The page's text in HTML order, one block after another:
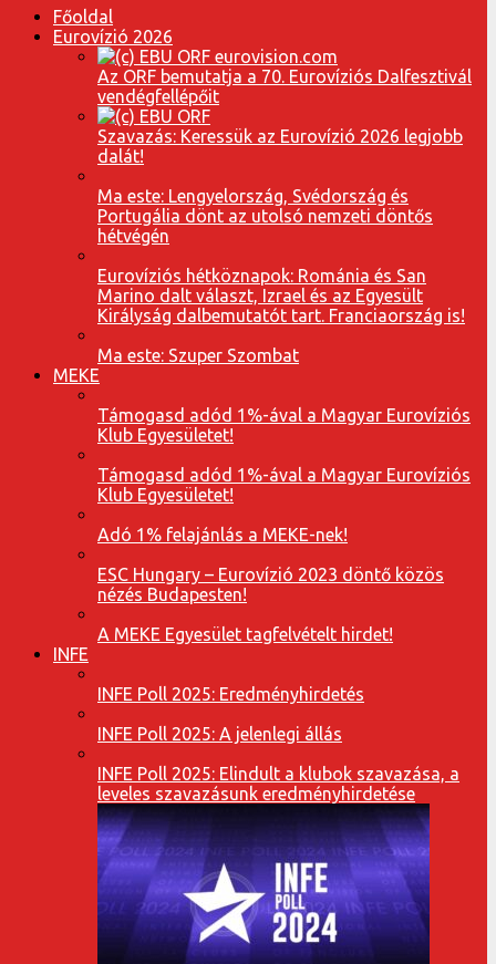
Főoldal
Eurovízió 2026
Az ORF bemutatja a 70. Eurovíziós Dalfesztivál
vendégfellépőit
Szavazás: Keressük az Eurovízió 2026 legjobb
dalát!
Ma este: Lengyelország, Svédország és
Portugália dönt az utolsó nemzeti döntős
hétvégén
Eurovíziós hétköznapok: Románia és San
Marino dalt választ, Izrael és az Egyesült
Királyság dalbemutatót tart. Franciaország is!
Ma este: Szuper Szombat
MEKE
Támogasd adód 1%-ával a Magyar Eurovíziós
Klub Egyesületet!
Támogasd adód 1%-ával a Magyar Eurovíziós
Klub Egyesületet!
Adó 1% felajánlás a MEKE-nek!
ESC Hungary – Eurovízió 2023 döntő közös
nézés Budapesten!
A MEKE Egyesület tagfelvételt hirdet!
INFE
INFE Poll 2025: Eredményhirdetés
INFE Poll 2025: A jelenlegi állás
INFE Poll 2025: Elindult a klubok szavazása, a
leveles szavazásunk eredményhirdetése